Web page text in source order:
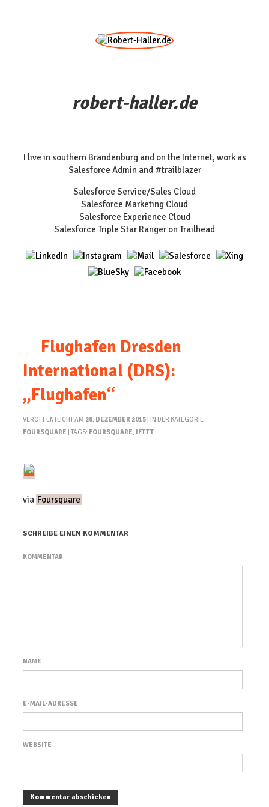
robert-haller.de
I live in southern Brandenburg and on the Internet, work as
Salesforce Admin and #trailblazer
Salesforce Service/Sales Cloud
Salesforce Marketing Cloud
Salesforce Experience Cloud
Salesforce Triple Star Ranger on Trailhead
Flughafen Dresden
International (DRS):
„Flughafen“
VERÖFFENTLICHT AM 20. DEZEMBER 2015 | IN DER KATEGORIE
FOURSQUARE | TAGS: FOURSQUARE, IFTTT
via Foursquare
SCHREIBE EINEN KOMMENTAR
KOMMENTAR
NAME
E-MAIL-ADRESSE
WEBSITE